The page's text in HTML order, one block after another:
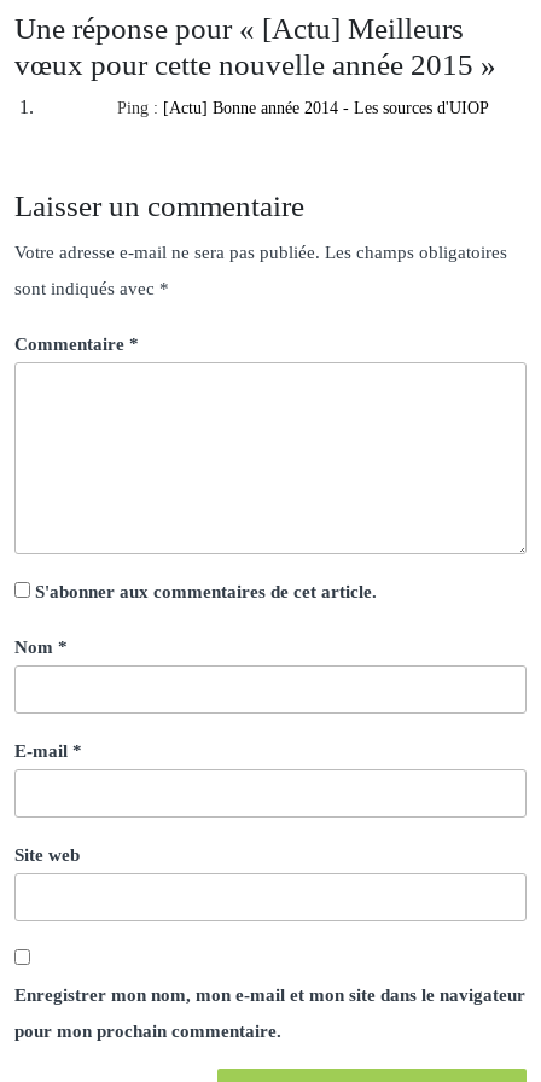
Une réponse pour « [Actu] Meilleurs
vœux pour cette nouvelle année 2015 »
Ping : [Actu] Bonne année 2014 - Les sources d'UIOP
Laisser un commentaire
Votre adresse e-mail ne sera pas publiée. Les champs obligatoires
sont indiqués avec *
Commentaire *
S'abonner aux commentaires de cet article.
Nom *
E-mail *
Site web
Enregistrer mon nom, mon e-mail et mon site dans le navigateur
pour mon prochain commentaire.